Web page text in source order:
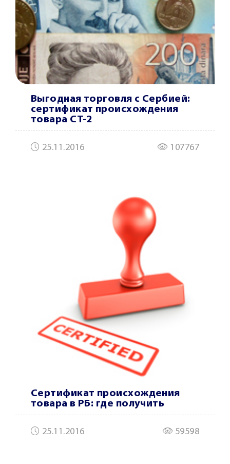
Выгодная торговля с Сербией:
сертификат происхождения
товара СТ-2
25.11.2016 107767
Сертификат происхождения
товара в РБ: где получить
25.11.2016 59598